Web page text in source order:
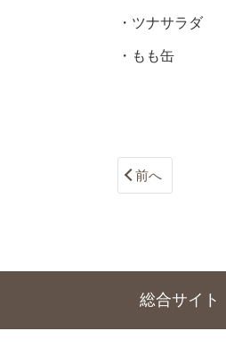
・ツナサラダ
・もも缶
前へ
総合サイト